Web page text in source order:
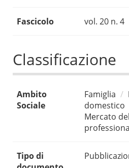
Fascicolo vol. 20 n. 4
Classificazione
Ambito
Sociale
Famiglia
domestico
Mercato
Tipo di